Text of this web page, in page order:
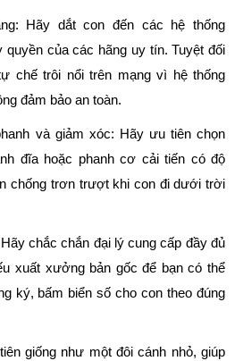
Hãy dắt con đến các hệ thống
của các hãng uy tín. Tuyệt đối
chế trôi nổi trên mạng vì hệ thống
đảm bảo an toàn.
và giảm xóc: Hãy ưu tiên chọn
đĩa hoặc phanh cơ cải tiến có độ
chống trơn trượt khi con đi dưới trời
Hãy chắc chắn đại lý cung cấp đầy đủ
xuất xưởng bản gốc để bạn có thể
ký, bấm biển số cho con theo đúng
giống như một đôi cánh nhỏ, giúp